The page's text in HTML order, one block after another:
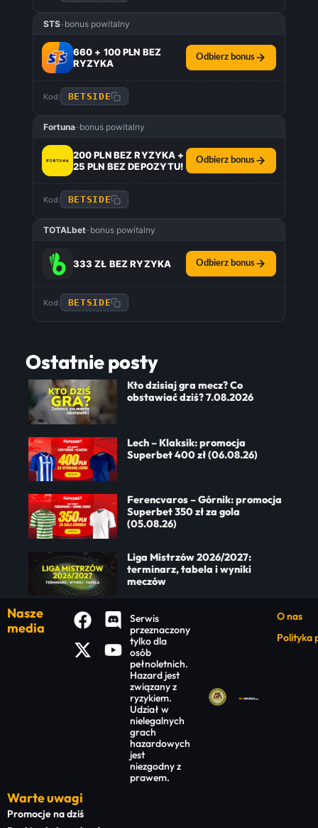
STS–bonus powitalny
660 + 100 PLN BEZ
RYZYKA
Odbierz bonus
Kod: BETSIDE
Fortuna–bonus powitalny
200 PLN BEZ RYZYKA +
25 PLN BEZ DEPOZYTU!
Odbierz bonus
Kod: BETSIDE
TOTALbet–bonus powitalny
333 ZŁ BEZ RYZYKA Odbierz bonus
Kod: BETSIDE
Ostatnie posty
Kto dzisiaj gra mecz? Co
obstawiać dziś? 7.08.2026
Lech – Klaksik: promocja
Superbet 400 zł (06.08.26)
Ferencvaros – Górnik: promocja
Superbet 350 zł za gola
(05.08.26)
Liga Mistrzów 2026/2027:
terminarz, tabela i wyniki
meczów
Nasze
media
Serwis
przeznaczony
tylko dla
osób
pełnoletnich.
Hazard jest
związany z
ryzykiem.
Udział w
nielegalnych
grach
hazardowych
jest
niezgodny z
prawem.
O nas
Polityka
Warte uwagi
Promocje na dziś